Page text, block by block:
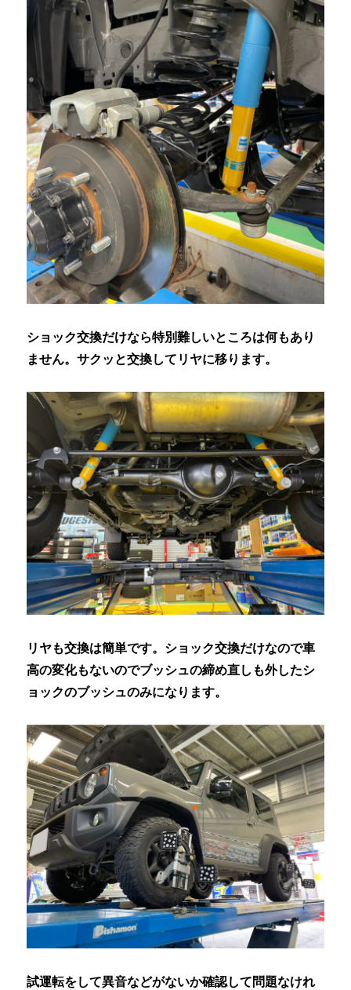
ショック交換だけなら特別難しいところは何もあり
ません。サクッと交換してリヤに移ります。
リヤも交換は簡単です。ショック交換だけなので車
高の変化もないのでブッシュの締め直しも外したシ
ョックのブッシュのみになります。
試運転をして異音などがないか確認して問題なけれ